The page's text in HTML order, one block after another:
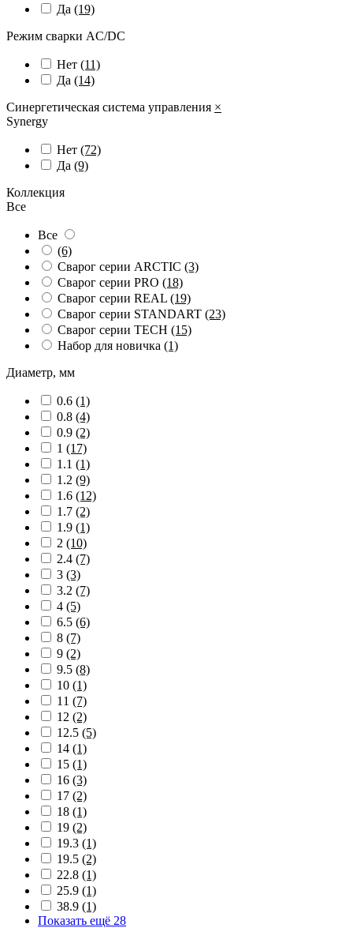
Да (19)
Режим сварки AC/DC
Нет (11)
Да (14)
Синергетическая система управления ×
Synergy
Нет (72)
Да (9)
Коллекция
Все
Все
(6)
Сварог серии ARCTIC (3)
Сварог серии PRO (18)
Сварог серии REAL (19)
Сварог серии STANDART (23)
Сварог серии TECH (15)
Набор для новичка (1)
Диаметр, мм
0.6 (1)
0.8 (4)
0.9 (2)
1 (17)
1.1 (1)
1.2 (9)
1.6 (12)
1.7 (2)
1.9 (1)
2 (10)
2.4 (7)
3 (3)
3.2 (7)
4 (5)
6.5 (6)
8 (7)
9 (2)
9.5 (8)
10 (1)
11 (7)
12 (2)
12.5 (5)
14 (1)
15 (1)
16 (3)
17 (2)
18 (1)
19 (2)
19.3 (1)
19.5 (2)
22.8 (1)
25.9 (1)
38.9 (1)
Показать ещё 28